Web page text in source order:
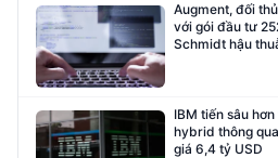
Augment, đối
với gói đầu tư
Schmidt hậu
IBM tiến sâu
hybrid thông
giá 6,4 tỷ USD